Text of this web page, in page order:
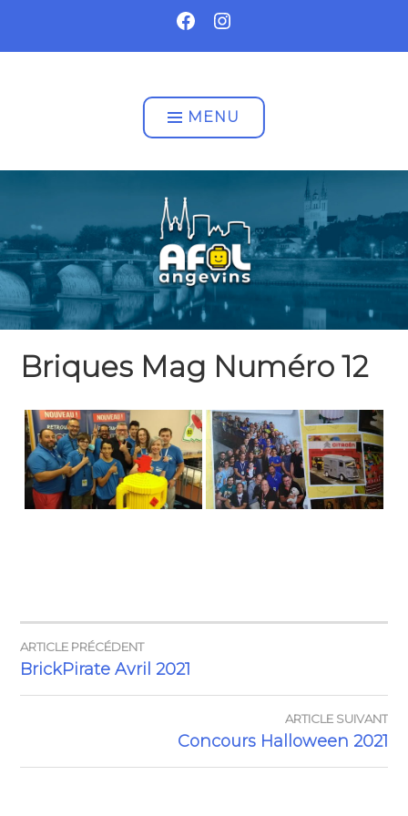
contenu
FACEBOOKINSTAGRAM
AFOL ANGEVINS
MENU
Briques Mag Numéro 12
NAVIGATION
DE
ARTICLE PRÉCÉDENT
BrickPirate Avril 2021
ARTICLE SUIVANT
Concours Halloween 2021